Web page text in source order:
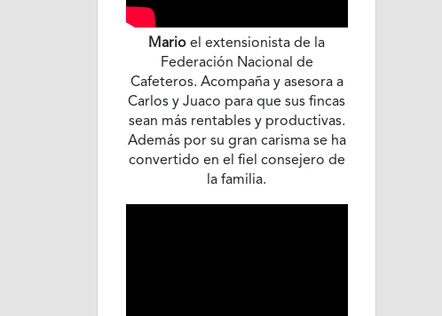
Mario el extensionista de la
Federación Nacional de
Cafeteros. Acompaña y asesora a
Carlos y Juaco para que sus fincas
sean más rentables y productivas.
Además por su gran carisma se ha
convertido en el fiel consejero de
la familia.